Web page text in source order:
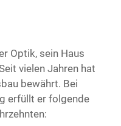
Optik, sein Haus
vielen Jahren hat
bewährt. Bei
erfüllt er folgende